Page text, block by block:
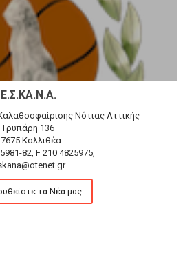
Ε.Σ.ΚΑ.Ν.Α.
Νότιας Αττικής
Γρυπάρη 136
Καλλιθέα
82, F 210 4825975,
τα Νέα μας